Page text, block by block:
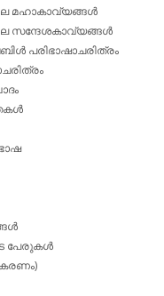
മഹാകാവ്യങ്ങള്‍
സന്ദേശകാവ്യങ്ങള്‍
പരിഭാഷാചരിത്രം
പേരുകള്‍